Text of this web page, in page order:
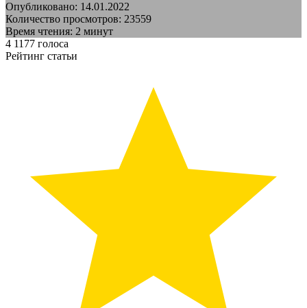
Опубликовано: 14.01.2022
Количество просмотров: 23559
Время чтения: 2 минут
4 1177 голоса
Рейтинг статьи